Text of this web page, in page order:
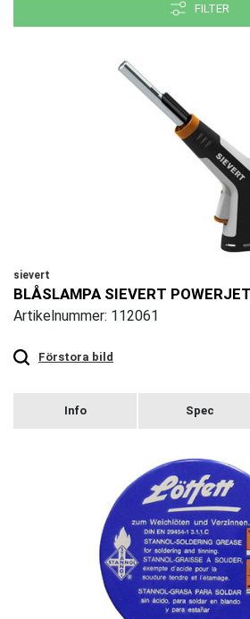
FILTER
sievert
BLÅSLAMPA SIEVERT POWERJET
Artikelnummer: 112061
Förstora bild
zoom